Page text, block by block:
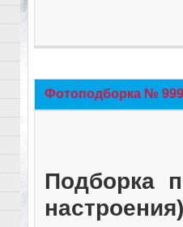
Фотоподборка №
Подборка